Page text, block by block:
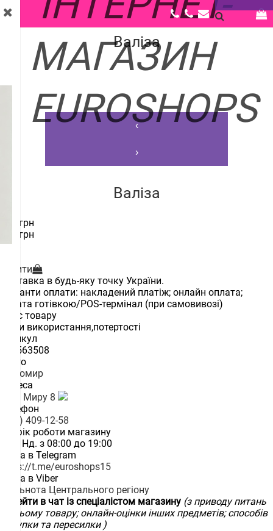
Головна | Каталог | Спорт, відпочинок | Спорт, відпочинок (інше) | Валіза
Валіза
‹
›
Валіза
181 грн
250 грн
-28%
Купити
Доставка в будь-яку точку України.
Варіанти оплати: накладений платіж; онлайн оплата;
оплата готівкою/POS-термінал (при самовивозі)
Опис товару
сліди використання,потертості
Артикул
510563508
Місто
Житомир
Адреса
пр-т. Миру 8
Телефон
(067) 409-12-58
Графік роботи магазину
Пн. - Нд. з 08:00 до 19:00
Група в Telegram
https://t.me/euroshops15
Група в Viber
Спільнота Центрального регіону
Перейти в чат із спеціалістом магазину (з приводу питань
по цьому товару; онлайн-оцінки інших предметів; способів
покупки та пересилки )